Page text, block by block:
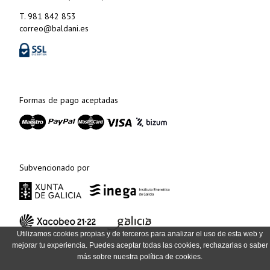
Utilizamos cookies propias y de terceros para analizar el uso de esta web y
mejorar tu experiencia. Puedes aceptar todas las cookies, rechazarlas o saber
más sobre nuestra política de cookies.
T. 981 842 853
correo@baldani.es
Formas de pago aceptadas
Subvencionado por